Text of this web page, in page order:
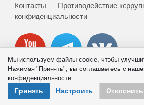
Научная жизнь
Проблемы
О журнале
Номера журналов
Контакты Противодействие
конфиденциальности
© 2026 ИНП РАН
Мы используем файлы cookie, чтобы
Нажимая "Принять", вы соглашаетесь с
конфиденциальности.
Принять Настроить Отклонить